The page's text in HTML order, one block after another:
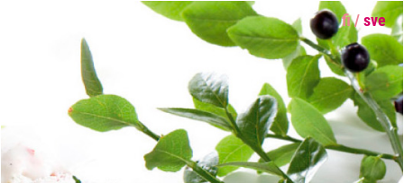
fi/sve